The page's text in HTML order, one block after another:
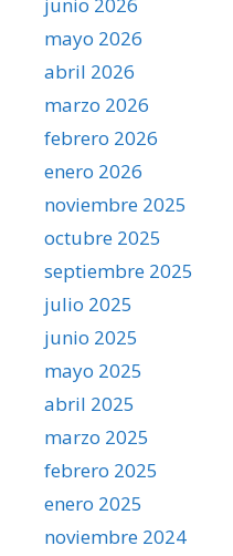
junio 2026
mayo 2026
abril 2026
marzo 2026
febrero 2026
enero 2026
noviembre 2025
octubre 2025
septiembre 2025
julio 2025
junio 2025
mayo 2025
abril 2025
marzo 2025
febrero 2025
enero 2025
noviembre 2024